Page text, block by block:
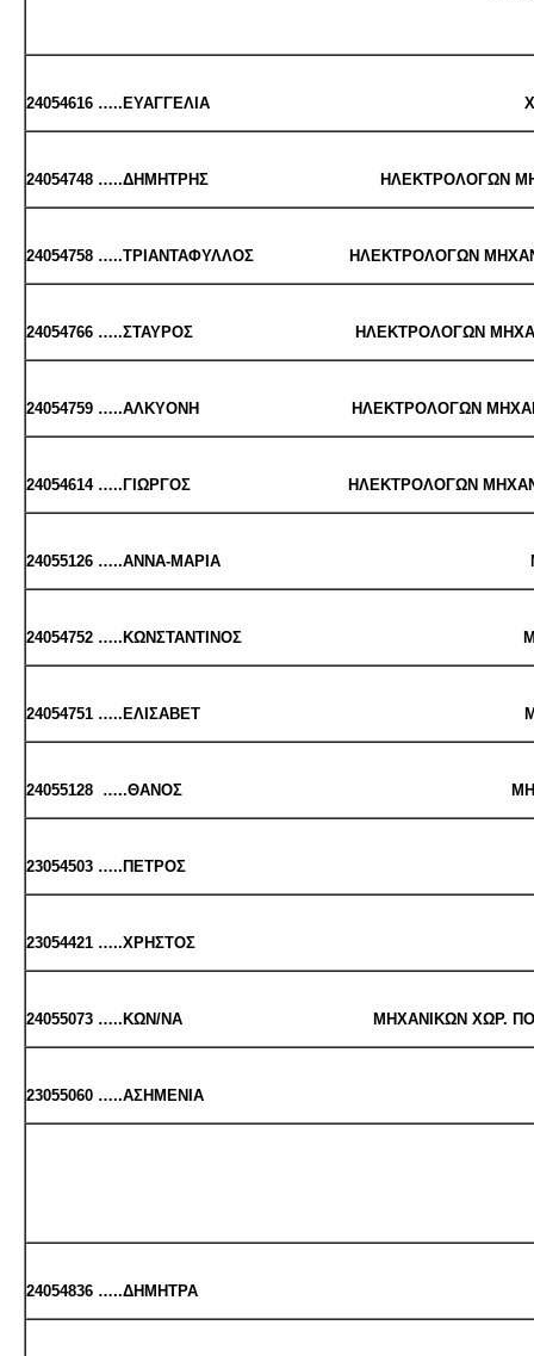
24054616 …..ΕΥΑΓ­ΓΕ­ΛΙΑ ΧΗ­ΜΙ­ΚΩΝ
24054748 …..ΔΗ­ΜΗ­ΤΡΗΣ ΗΛΕ­ΚΤΡΟ­ΛΟ­ΓΩΝ ΜΗΧΑΝ.
24054758 …..ΤΡΙΑ­ΝΤΑ­ΦΥΛ­ΛΟΣ ΗΛΕ­ΚΤΡΟ­ΛΟ­ΓΩΝ ΜΗΧΑΝ.
24054766 …..ΣΤΑΥ­ΡΟΣ ΗΛΕ­ΚΤΡΟ­ΛΟ­ΓΩΝ ΜΗΧΑΝ. &
24054759 …..ΑΛ­ΚΥΟ­ΝΗ ΗΛΕ­ΚΤΡΟ­ΛΟ­ΓΩΝ ΜΗΧΑΝ. &
24054614 …..ΓΙΩΡ­ΓΟΣ ΗΛΕ­ΚΤΡΟ­ΛΟ­ΓΩΝ ΜΗΧΑΝ. &
24055126 …..ΑΝ­ΝΑ-ΜΑ­ΡΙΑ
24054752 …..ΚΩΝ­ΣΤΑ­ΝΤΙ­ΝΟΣ
24054751 …..ΕΛΙ­ΣΑ­ΒΕΤ
24055128 …..ΘΑΝΟΣ ΜΗ­ΧΑ­ΝΟ­ΛΟ­ΓΩΝ
23054503 …..ΠΕ­ΤΡΟΣ
23054421 …..ΧΡΗ­ΣΤΟΣ
24055073 …..ΚΩΝ/ΝΑ ΜΗ­ΧΑ­ΝΙ­ΚΩΝ ΧΩΡ.
23055060 …..ΑΣΗ­ΜΕ­ΝΙΑ
24054836 …..ΔΗ­ΜΗ­ΤΡΑ